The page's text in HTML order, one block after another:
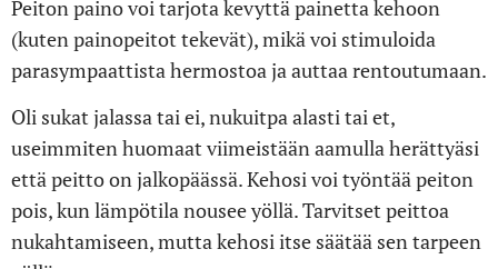
Peiton paino voi tarjota kevyttä painetta kehoon
(kuten painopeitot tekevät), mikä voi stimuloida
parasympaattista hermostoa ja auttaa rentoutumaan.
Oli sukat jalassa tai ei, nukuitpa alasti tai et,
useimmiten huomaat viimeistään aamulla herättyäsi
että peitto on jalkopäässä. Kehosi voi työntää peiton
pois, kun lämpötila nousee yöllä. Tarvitset peittoa
nukahtamiseen, mutta kehosi itse säätää sen tarpeen